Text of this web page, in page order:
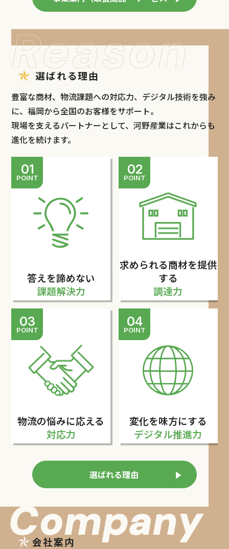
選ばれる理由
豊富な商材、物流課題への対応力、デジタル技術を強み
に、福岡から全国のお客様をサポート。
現場を支えるパートナーとして、河野産業はこれからも
進化を続けます。
01
POINT
答えを諦めない
課題解決力
02
POINT
求められる商材を提供
する
調達力
03
POINT
物流の悩みに応える
対応力
04
POINT
変化を味方にする
デジタル推進力
選ばれる理由
会社案内